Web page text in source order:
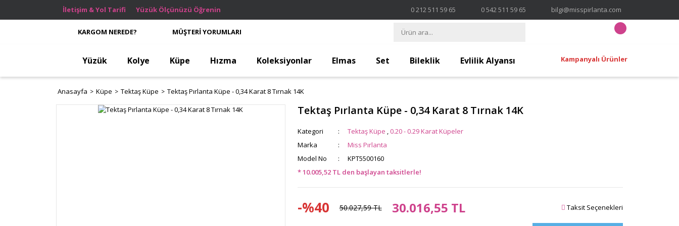
İletişim & Yol Tarifi Yüzük Ölçünüzü Öğrenin 0 212 511 59 65 0 542 511 59 65 bilgi@misspirlanta.com
KARGOM NEREDE? MÜŞTERİ YORUMLARI
Yüzük Kolye Küpe Hızma Koleksiyonlar Elmas Set Bileklik Evlilik Alyansı Kampanyalı Ürünler
Anasayfa Küpe Tektaş Küpe Tektaş Pırlanta Küpe - 0,34 Karat 8 Tırnak 14K
Tektaş Pırlanta Küpe - 0,34 Karat 8 Tırnak 14K
Kategori Tektaş Küpe ,0.20 - 0.29 Karat Küpeler
Marka
Miss Pırlanta
Model No
KPT5500160
* 10.005,52 TL den başlayan taksitlerle!
-%40 50.027,59 TL 30.016,55 TL Taksit Seçenekleri